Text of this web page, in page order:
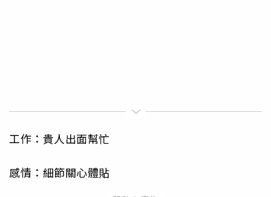
工作：貴人出面幫忙
感情：細節關心體貼